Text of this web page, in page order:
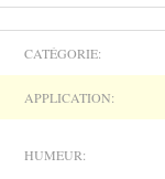
CATÉGORIE:
APPLICATION:
HUMEUR: